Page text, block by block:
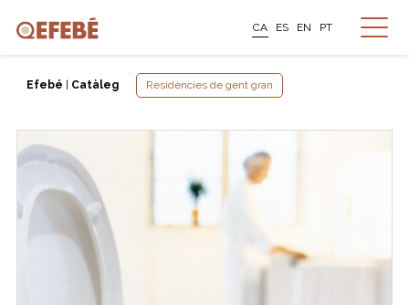
CA ES EN PT
Efebé Catàleg Residències de gent gran